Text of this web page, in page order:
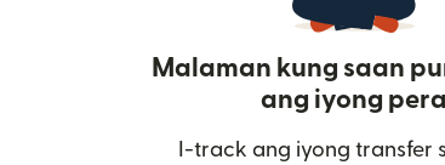
Malaman kung saan
ang iyong pera
I-track ang iyong transfer